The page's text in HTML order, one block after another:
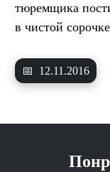
тюремщика
в чистой
📅 12.11.2016